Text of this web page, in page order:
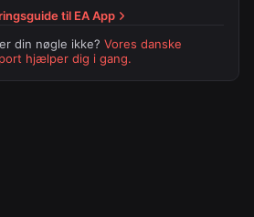
til EA App
din nøgle ikke? Vores danske
hjælper dig i gang.